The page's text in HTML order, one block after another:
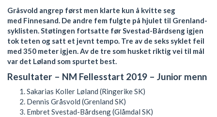
Gråsvold angrep først men klarte kun å kvitte seg
med Finnesand. De andre fem fulgte på hjulet til Grenland-
syklisten. Støtingen fortsatte før Svestad-Bårdseng igjen
tok teten og satt et jevnt tempo. Tre av de seks syklet feil
med 350 meter igjen. Av de tre som husket riktig vei til mål
var det Løland som spurtet best.
Resultater – NM Fellesstart 2019 – Junior menn
Sakarias Koller Løland (Ringerike SK)
Dennis Gråsvold (Grenland SK)
Embret Svestad-Bårdseng (Glåmdal SK)